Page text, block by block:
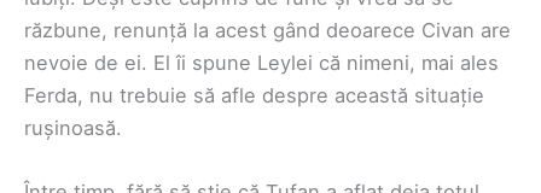
răzbune, renunță la acest gând deoarece Civan are
nevoie de ei. El îi spune Leylei că nimeni, mai ales
Ferda, nu trebuie să afle despre această situație
rușinoasă.